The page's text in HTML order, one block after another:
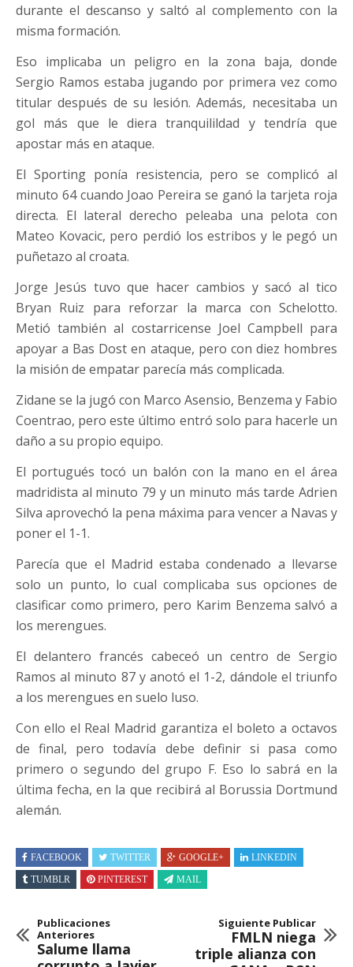
durante el descanso y saltó al complemento con la
misma formación.
Eso implicaba un peligro en la zona baja, donde
Sergio Ramos estaba jugando por primera vez como
titular después de su lesión. Además, necesitaba un
gol más que le diera tranquilildad y tendría que
apostar más en ataque.
El Sporting ponía resistencia, pero se complicó al
minuto 64 cuando Joao Pereira se ganó la tarjeta roja
directa. El lateral derecho peleaba una pelota con
Mateo Kovacic, pero perdió los estribos y le pegó un
puñetazo al croata.
Jorge Jesús tuvo que hacer cambios y sacó al tico
Bryan Ruiz para reforzar la marca con Schelotto.
Metió también al costarricense Joel Campbell para
apoyar a Bas Dost en ataque, pero con diez hombres
la misión de empatar parecía más complicada.
Zidane se la jugó con Marco Asensio, Benzema y Fabio
Coentrao, pero este último entró solo para hacerle un
daño a su propio equipo.
El portugués tocó un balón con la mano en el área
madridista al minuto 79 y un minuto más tarde Adrien
Silva aprovechó la pena máxima para vencer a Navas y
poner el 1-1.
Parecía que el Madrid estaba condenado a llevarse
solo un punto, lo cual complicaba sus opciones de
clasificar como primero, pero Karim Benzema salvó a
los merengues.
El delantero francés cabeceó un centro de Sergio
Ramos al minuto 87 y anotó el 1-2, dándole el triunfo
a los merengues en suelo luso.
Con ello el Real Madrid garantiza el boleto a octavos
de final, pero todavía debe definir si pasa como
primero o segundo del grupo F. Eso lo sabrá en la
última fecha, en la que recibirá al Borussia Dortmund
alemán.
FACEBOOK TWITTER GOOGLE+
LINKEDIN
TUMBLR
PINTEREST MAIL
Publicaciones
Anteriores
Salume llama
Siguiente Publicar
FMLN niega
triple alianza con